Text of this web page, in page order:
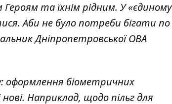
та їхнім рідним. У «єдиному
Аби не було потреби бігати по
Дніпропетровської ОВА
оформлення біометричних
Наприклад, щодо пільг для